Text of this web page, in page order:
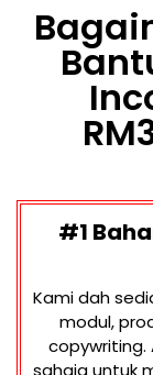
#1
Kami dah
modul,
sahaja untuk